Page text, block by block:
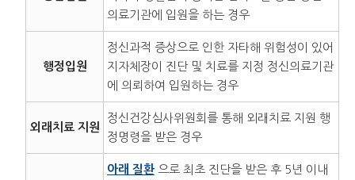
의료기관에 입원을 하는 경우
행정입원
정신과적 증상으로 인한 자타해 위험성이 있어
지자체장이 진단 및 치료를 지정 정신의료기관
에 의뢰하여 입원하는 경우
외래치료 지원
정신건강심사위원회를 통해 외래치료 지원 행
정명령을 받은 경우
아래 질환으로 최초 진단을 받은 후 5년 이내